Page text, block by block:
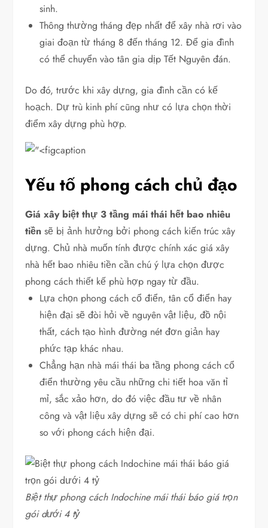
sinh.
Thông thường tháng đẹp nhất để xây nhà rơi vào
giai đoạn từ tháng 8 đến tháng 12. Để gia đình
có thể chuyển vào tân gia dịp Tết Nguyên đán.
Do đó, trước khi xây dựng, gia đình cần có kế
hoạch. Dự trù kinh phí cũng như có lựa chọn thời
điểm xây dựng phù hợp.
Yếu tố phong cách chủ đạo
Giá xây biệt thự 3 tầng mái thái hết bao nhiêu
tiền sẽ bị ảnh hưởng bởi phong cách kiến trúc xây
dựng. Chủ nhà muốn tính được chính xác giá xây
nhà hết bao nhiêu tiền cần chú ý lựa chọn được
phong cách thiết kế phù hợp ngay từ đầu.
Lựa chọn phong cách cổ điển, tân cổ điển hay
hiện đại sẽ đòi hỏi về nguyên vật liệu, đồ nội
thất, cách tạo hình đường nét đơn giản hay
phức tạp khác nhau.
Chẳng hạn nhà mái thái ba tầng phong cách cổ
điển thường yêu cầu những chi tiết hoa văn tỉ
mỉ, sắc xảo hơn, do đó việc đầu tư về nhân
công và vật liệu xây dựng sẽ có chi phí cao hơn
so với phong cách hiện đại.
Biệt thự phong cách Indochine mái thái báo giá trọn
gói dưới 4 tỷ